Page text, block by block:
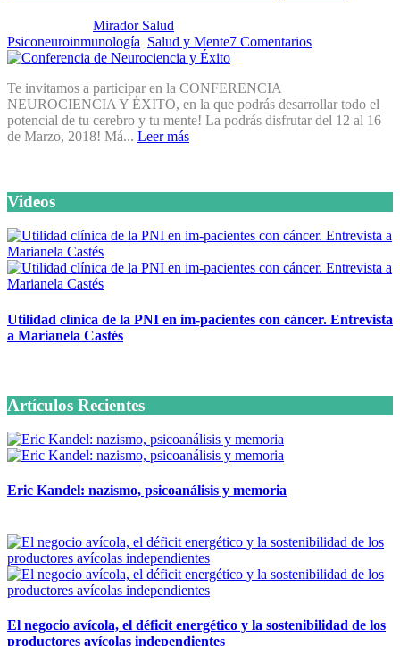
Mirador Salud
Psiconeuroinmunología Salud y Mente7 Comentarios
Te invitamos a participar en la CONFERENCIA
NEUROCIENCIA Y ÉXITO, en la que podrás desarrollar todo el
potencial de tu cerebro y tu mente! La podrás disfrutar del 12 al 16
de Marzo, 2018! Má... Leer más
Videos
Utilidad clínica de la PNI en im-pacientes con cáncer. Entrevista
a Marianela Castés
Artículos Recientes
Eric Kandel: nazismo, psicoanálisis y memoria
El negocio avícola, el déficit energético y la sostenibilidad de los
productores avícolas independientes